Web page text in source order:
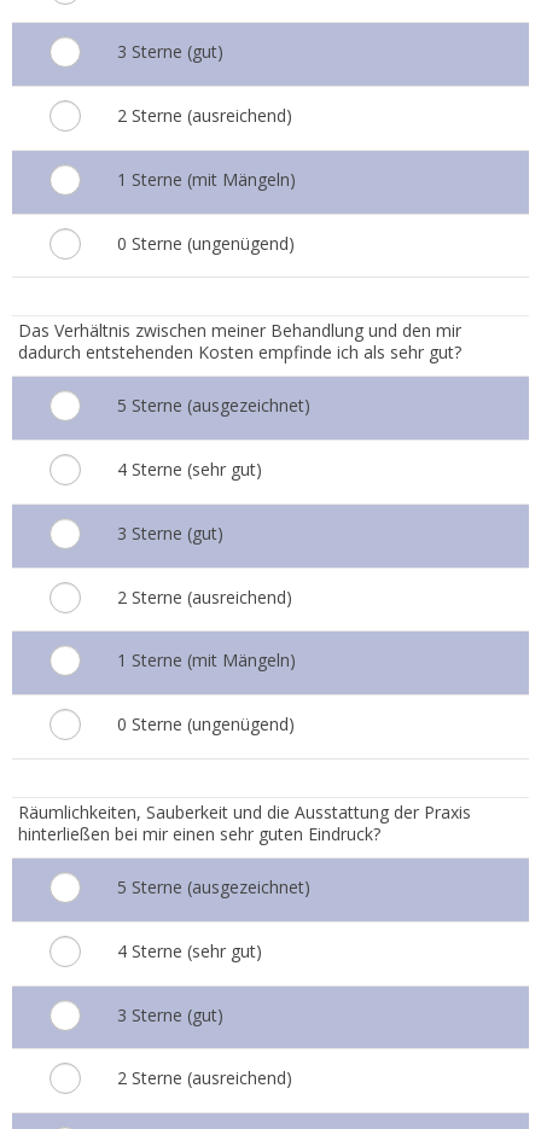
3 Sterne (gut)
2 Sterne (ausreichend)
1 Sterne (mit Mängeln)
0 Sterne (ungenügend)
Das Verhältnis zwischen meiner Behandlung und den mir
dadurch entstehenden Kosten empfinde ich als sehr gut?
5 Sterne (ausgezeichnet)
4 Sterne (sehr gut)
3 Sterne (gut)
2 Sterne (ausreichend)
1 Sterne (mit Mängeln)
0 Sterne (ungenügend)
Räumlichkeiten, Sauberkeit und die Ausstattung der Praxis
hinterließen bei mir einen sehr guten Eindruck?
5 Sterne (ausgezeichnet)
4 Sterne (sehr gut)
3 Sterne (gut)
2 Sterne (ausreichend)